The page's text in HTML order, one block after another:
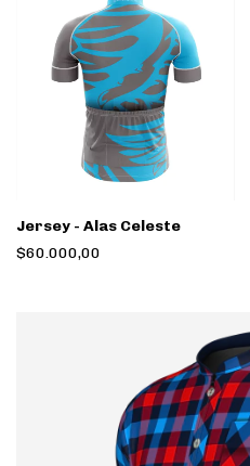
Jersey - Alas Celeste
$60.000,00